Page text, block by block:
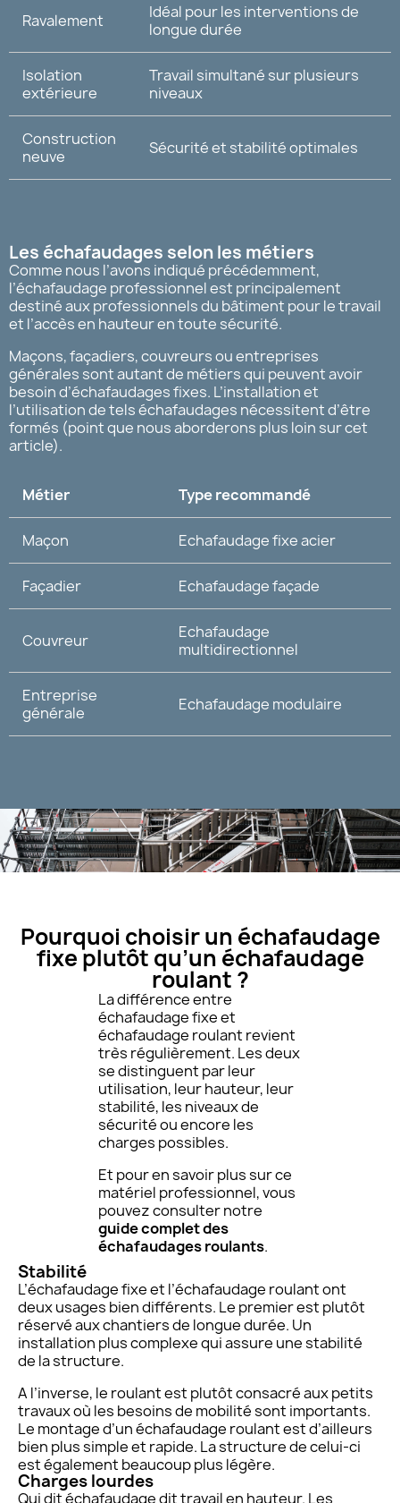
Ravalement
Idéal pour les interventions de
longue durée
Isolation
extérieure
Travail simultané sur plusieurs
niveaux
Construction
neuve
Sécurité et stabilité optimales
Les échafaudages selon les métiers
Comme nous l’avons indiqué précédemment,
l’échafaudage professionnel est principalement
destiné aux professionnels du bâtiment pour le travail
et l’accès en hauteur en toute sécurité.
Maçons, façadiers, couvreurs ou entreprises
générales sont autant de métiers qui peuvent avoir
besoin d’échafaudages fixes. L’installation et
l’utilisation de tels échafaudages nécessitent d’être
formés (point que nous aborderons plus loin sur cet
article).
Métier Type recommandé
Maçon Echafaudage fixe acier
Façadier Echafaudage façade
Couvreur
Echafaudage
multidirectionnel
Entreprise
générale
Echafaudage modulaire
Pourquoi choisir un échafaudage
fixe plutôt qu’un échafaudage
roulant ?
La différence entre
échafaudage fixe et
échafaudage roulant revient
très régulièrement. Les deux
se distinguent par leur
utilisation, leur hauteur, leur
stabilité, les niveaux de
sécurité ou encore les
charges possibles.
Et pour en savoir plus sur ce
matériel professionnel, vous
pouvez consulter notre
guide complet des
échafaudages roulants.
Stabilité
L’échafaudage fixe et l’échafaudage roulant ont
deux usages bien différents. Le premier est plutôt
réservé aux chantiers de longue durée. Un
installation plus complexe qui assure une stabilité
de la structure.
A l’inverse, le roulant est plutôt consacré aux petits
travaux où les besoins de mobilité sont importants.
Le montage d’un échafaudage roulant est d’ailleurs
bien plus simple et rapide. La structure de celui-ci
est également beaucoup plus légère.
Charges lourdes
Qui dit échafaudage dit travail en hauteur. Les